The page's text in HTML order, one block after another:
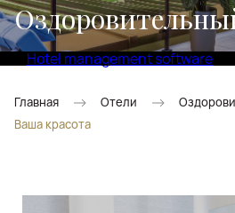
Hotel management software
Главная Отели
Ваша красота